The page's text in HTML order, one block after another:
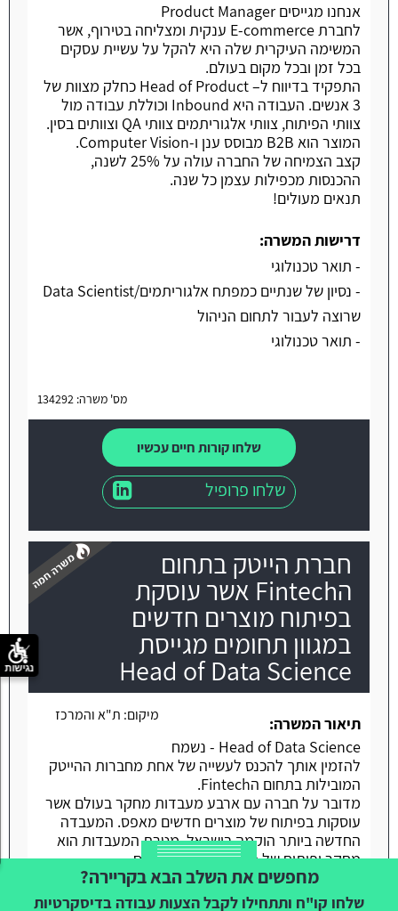
אנחנו מגייסים Product Manager
לחברת E-commerce ענקית ומצליחה בטירוף, אשר
המשימה העיקרית שלה היא להקל על עשיית עסקים
בכל זמן ובכל מקום בעולם.
התפקיד בדיווח ל– Head of Product כחלק מצוות של
3 אנשים. העבודה היא Inbound וכוללת עבודה מול
צוותי הפיתוח, צוותי אלגוריתמים צוותי QA וצוותים בסין.
המוצר הוא B2B מבוסס ענן ו-Computer Vision.
קצב הצמיחה של החברה עולה על 25% לשנה,
ההכנסות מכפילות עצמן כל שנה.
תנאים מעולים!
דרישות המשרה:
- תואר טכנולוגי
- נסיון של שנתיים כמפתח אלגוריתמים/Data Scientist
שרוצה לעבור לתחום הניהול
- תואר טכנולוגי
מס' משרה: 134292
שלחו קורות חיים עכשיו
שלחו פרופיל
חברת הייטק בתחום
הFintech אשר עוסקת
בפיתוח מוצרים חדשים
במגוון תחומים מגייסת
Head of Data Science
מיקום: ת"א והמרכז
תיאור המשרה:
Head of Data Science - נשמח
להזמין אותך להכנס לעשייה של אחת מחברות ההייטק
המובילות בתחום הFintech.
מדובר על חברה עם ארבע מעבדות מחקר בעולם אשר
עוסקות בפיתוח של מוצרים חדשים מאפס. המעבדה
החדשה ביותר הוקמה בישראל. מטרת המעבדות הוא
מחקר ופיתוח של מוצרים חדשים מאפס.
מדובר בחברה ששמה דגש על תנאים ורווחה לעובדים.
מפתחים את כל המוצרים מתוך המעבדה, עושים
מחפשים את השלב הבא בקריירה?
שלחו קו"ח ותתחילו לקבל הצעות עבודה בדיסקרטיות
נגישות